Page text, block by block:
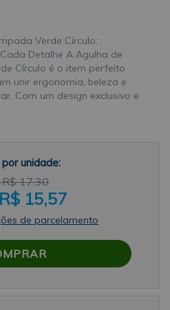
Verde Círculo:
Detalhe A Agulha de
Círculo é o item perfeito
unir ergonomia, beleza e
Com um design exclusivo e
qualquer projeto
muito mais prazerosa, seja
da Agulha de Crochê Soft
em seu cabo emborrachado
ergonômico. Esse design
de uso, minimizando o
maior firmeza na
cabos são ilustrados com
temáticas divertidas, como
unidade:
R$ 17,30
R$ 15,57
de parcelamento